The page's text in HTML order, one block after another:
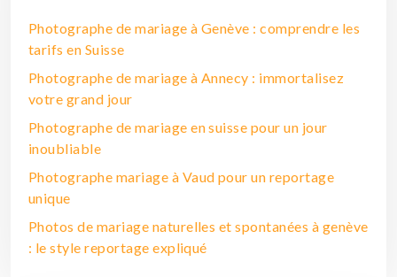
Photographe de mariage à Genève : comprendre les
tarifs en Suisse
Photographe de mariage à Annecy : immortalisez
votre grand jour
Photographe de mariage en suisse pour un jour
inoubliable
Photographe mariage à Vaud pour un reportage
unique
Photos de mariage naturelles et spontanées à genève
: le style reportage expliqué